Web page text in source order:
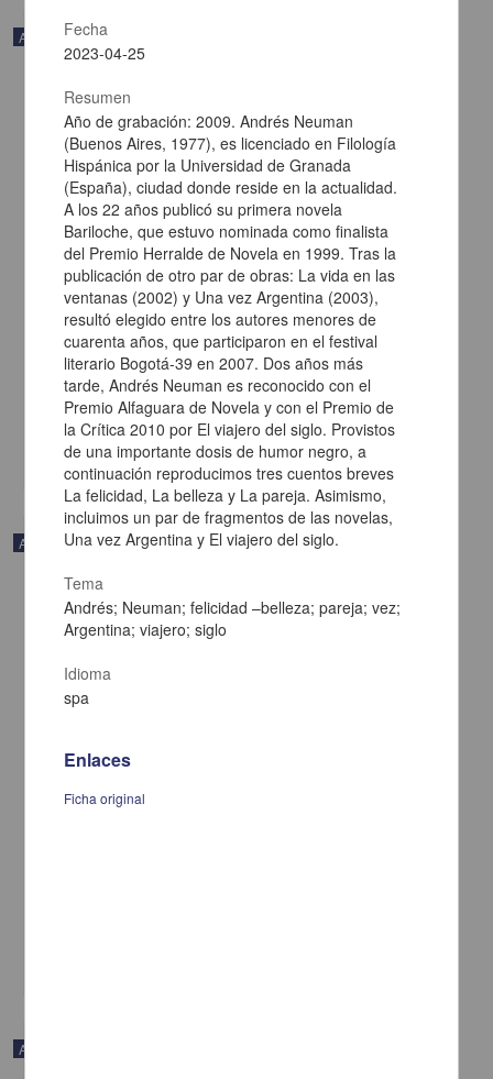
Audio
En voz de Xavier Velasco
Velasco, Xavier - Coordinación de Difusión Cultural, UNAM
2023-05-11
Artes y Humanidades
Audio
Audio
Fecha
2023-04-25
Resumen
Año de grabación: 2009. Andrés Neuman
(Buenos Aires, 1977), es licenciado en Filología
Hispánica por la Universidad de Granada
(España), ciudad donde reside en la actualidad.
A los 22 años publicó su primera novela
Bariloche, que estuvo nominada como finalista
del Premio Herralde de Novela en 1999. Tras la
publicación de otro par de obras: La vida en las
ventanas (2002) y Una vez Argentina (2003),
resultó elegido entre los autores menores de
cuarenta años, que participaron en el festival
literario Bogotá-39 en 2007. Dos años más
tarde, Andrés Neuman es reconocido con el
Premio Alfaguara de Novela y con el Premio de
la Crítica 2010 por El viajero del siglo. Provistos
de una importante dosis de humor negro, a
continuación reproducimos tres cuentos breves
La felicidad, La belleza y La pareja. Asimismo,
incluimos un par de fragmentos de las novelas,
Una vez Argentina y El viajero del siglo.
Tema
Andrés; Neuman; felicidad –belleza; pareja; vez;
Argentina; viajero; siglo
Idioma
spa
Enlaces
Ficha original